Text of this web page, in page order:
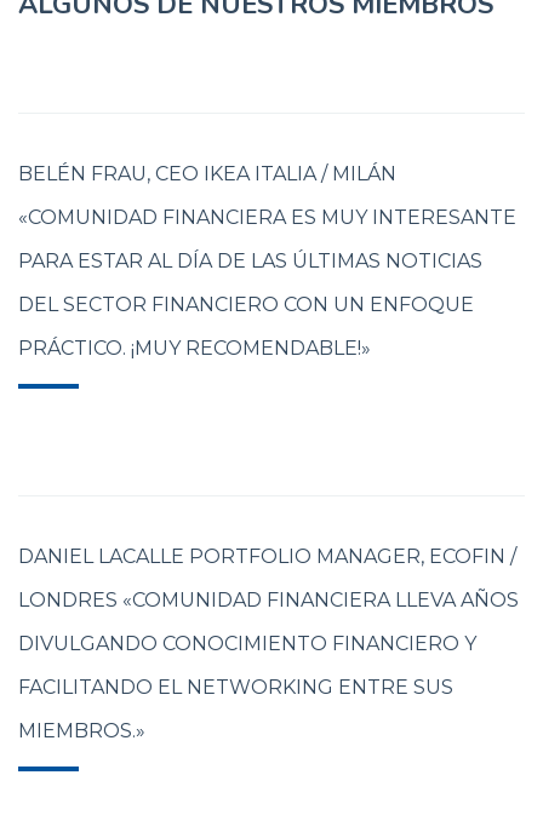
BELÉN FRAU, CEO IKEA ITALIA / MILÁN
«COMUNIDAD FINANCIERA ES MUY INTERESANTE
PARA ESTAR AL DÍA DE LAS ÚLTIMAS NOTICIAS
DEL SECTOR FINANCIERO CON UN ENFOQUE
PRÁCTICO. ¡MUY RECOMENDABLE!»
DANIEL LACALLE PORTFOLIO MANAGER, ECOFIN /
LONDRES «COMUNIDAD FINANCIERA LLEVA AÑOS
DIVULGANDO CONOCIMIENTO FINANCIERO Y
FACILITANDO EL NETWORKING ENTRE SUS
MIEMBROS.»